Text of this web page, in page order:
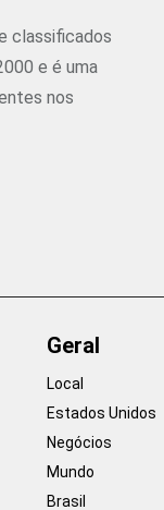
classificados
e é uma
nos
Geral
Local
Estados Unidos
Negócios
Mundo
Brasil